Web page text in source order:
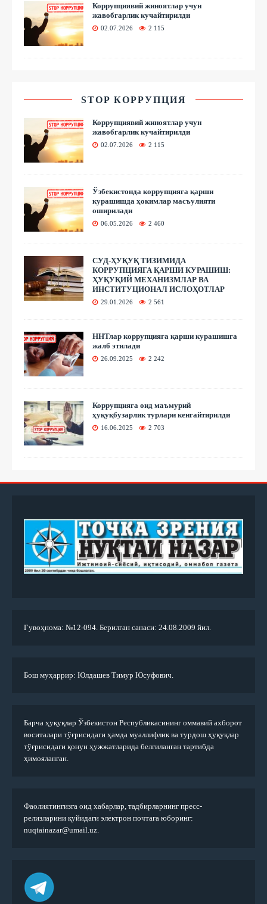
Коррупциявий жиноятлар учун
жавобгарлик кучайтирилди
02.07.2026 2 115
STOP КОРРУПЦИЯ
Коррупциявий жиноятлар учун
жавобгарлик кучайтирилди
02.07.2026 2 115
Ўзбекистонда коррупцияга қарши
курашишда ҳокимлар масъулияти
оширилади
06.05.2026 2 460
СУД-ҲУҚУҚ ТИЗИМИДА
КОРРУПЦИЯГА ҚАРШИ КУРАШИШ:
ҲУҚУҚИЙ МЕХАНИЗМЛАР ВА
ИНСТИТУЦИОНАЛ ИСЛОҲОТЛАР
29.01.2026 2 561
ННТлар коррупцияга қарши курашишга
жалб этилади
26.09.2025 2 242
Коррупцияга оид маъмурий
ҳуқуқбузарлик турлари кенгайтирилди
16.06.2025 2 703
Гувоҳнома: №12-094. Берилган санаси: 24.08.2009 йил.
Бош муҳаррир: Юлдашев Тимур Юсуфович.
Барча ҳуқуқлар Ўзбекистон Республикасининг оммавий ахборот
воситалари тўғрисидаги ҳамда муаллифлик ва турдош ҳуқуқлар
тўғрисидаги қонун ҳужжатларида белгиланган тартибда
ҳимояланган.
Фаолиятингизга оид хабарлар, тадбирларнинг пресс-
релизларини қуйидаги электрон почтага юборинг:
nuqtainazar@umail.uz.